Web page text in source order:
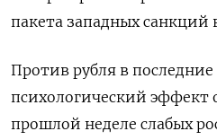
пакета западных
Против рубля в
психологический
прошлой неделе слабых